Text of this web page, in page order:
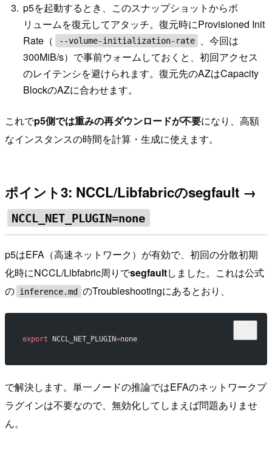
p5を起動するとき、このスナップショットからボ
リュームを復元してアタッチ。復元時にProvisioned Init
Rate（
--volume-initialization-rate
、今回は
300MiB/s）で事前ウォームしておくと、初回アクセス
のレイテンシを避けられます。復元先のAZはCapacity
BlockのAZに合わせます。
これでp5側では重みの再ダウンロードが不要になり、高額
なインスタンスの時間を計算・生成に使えます。
ポイント3: NCCL/Libfabricのsegfault →
NCCL_NET_PLUGIN=none
p5はEFA（高速ネットワーク）が有効で、初回の分散初期
化時にNCCL/Libfabric周りでsegfaultしました。これは公式
の inference.md のTroubleshootingにあるとおり、
export NCCL_NET_PLUGIN=none
で解決します。単一ノードの推論ではEFAのネットワークプ
ラグインは不要なので、無効化してしまえば問題ありませ
ん。